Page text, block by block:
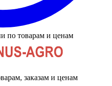
по товарам и ценам
заказам и ценам